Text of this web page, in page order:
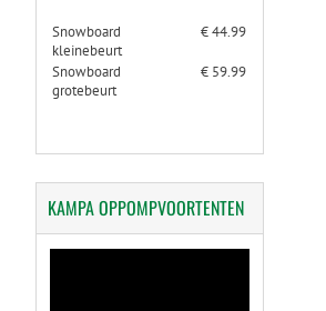
Snowboard
kleinebeurt
€ 44.99
Snowboard
grotebeurt
€ 59.99
KAMPAOPPOMPVOORTENTEN